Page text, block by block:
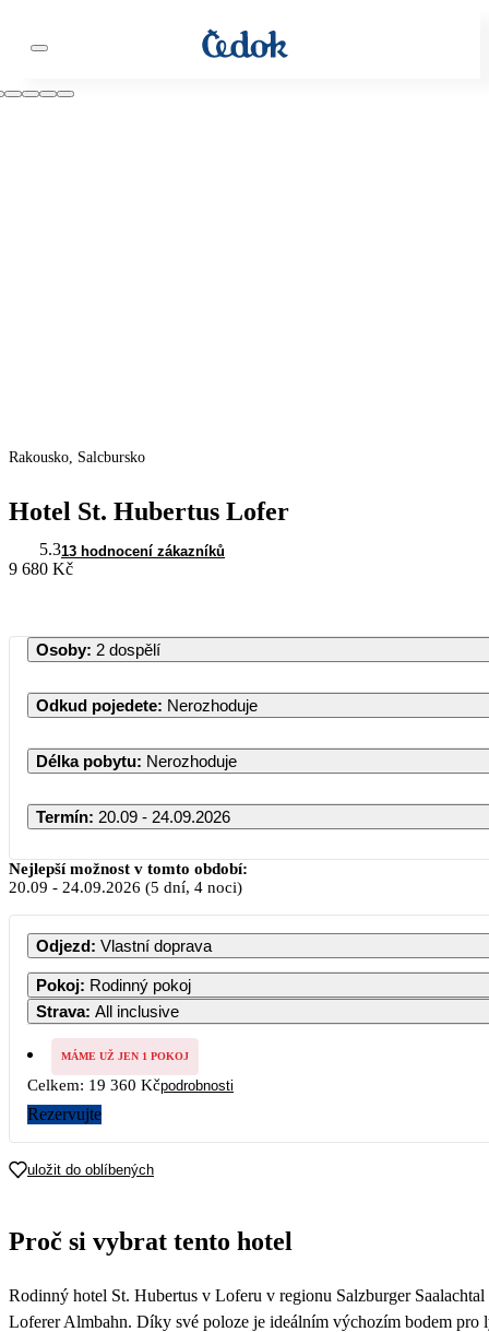
Rakousko, Salcbursko
Hotel St. Hubertus Lofer
5.313 hodnocení zákazníků
9 680 Kč
Osoby: 2 dospělí
Odkud pojedete: Nerozhoduje
Délka pobytu: Nerozhoduje
Termín: 20.09 - 24.09.2026
PO ÚT ST
1 2
7 8 9
21 22 23
Nejlepší možnost v tomto období:
20.09 - 24.09.2026 (5 dní, 4 noci)
Odjezd: Vlastní doprava
Pokoj: Rodinný pokoj
Strava: All inclusive
MÁME UŽ JEN 1 POKOJ
Celkem: 19 360 Kčpodrobnosti
Rezervujte
uložit do oblíbených
Proč si vybrat tento hotel
Rodinný hotel St. Hubertus v Loferu v regionu Salzburger
Loferer Almbahn. Díky své poloze je ideálním výchozím bodem